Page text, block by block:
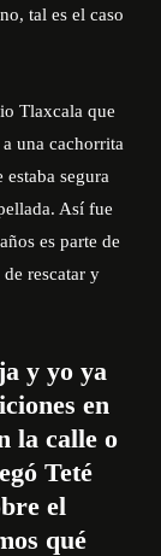
tal es el caso
Tlaxcala que
una cachorrita
segura
Así fue
es parte de
rescatar y
y yo ya
en
la calle o
Teté
el
qué